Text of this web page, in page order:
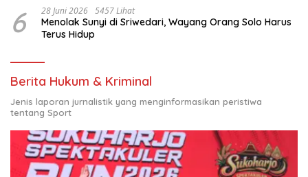
6 28 Juni 2026 5457 Lihat
Menolak Sunyi di Sriwedari, Wayang Orang Solo Harus
Terus Hidup
Berita Hukum & Kriminal
Jenis laporan jurnalistik yang menginformasikan peristiwa
tentang Sport